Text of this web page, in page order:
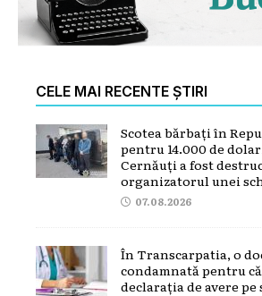
CELE MAI RECENTE ȘTIRI
Scotea bărbați în
pentru 14.000 de
Cernăuți a fost
organizatorul unei
07.08.2026
În Transcarpatia, o
condamnată pentru
declarația de avere